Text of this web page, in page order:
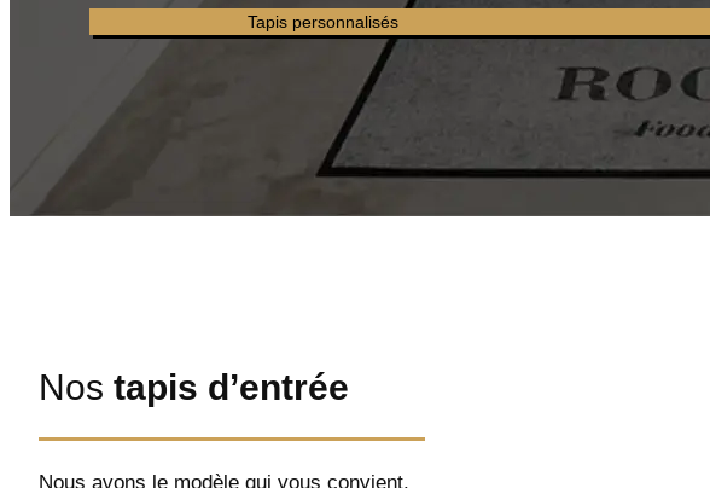
Tapis personnalisés
Nos tapis d’entrée
Nous avons le modèle qui vous convient.